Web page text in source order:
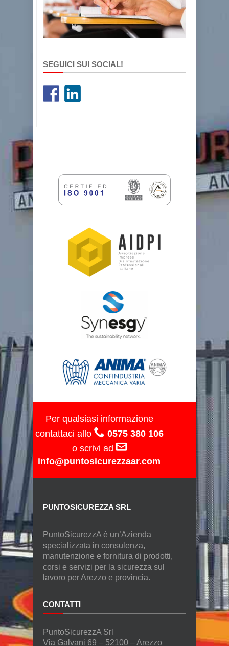
SEGUICI SUI SOCIAL!
Per qualsiasi informazione
contattaci allo
0575 380 106
o scrivi ad
info@puntosicurezzaar.com
PUNTOSICUREZZA SRL
PuntoSicurezzA è un’Azienda
specializzata in consulenza,
manutenzione e fornitura di prodotti,
corsi e servizi per la sicurezza sul
lavoro per Arezzo e provincia.
CONTATTI
PuntoSicurezzA Srl
Via Galvani 69 – 52100 – Arezzo